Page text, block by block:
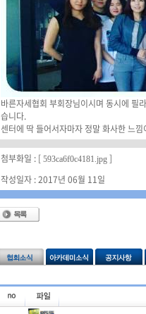
바른자세협회 부회장님이시며 동시에 필
습니다.
센터에 딱 들어서자마자 정말 화사한 느
첨부화일 : [ 593ca6f0c4181.jpg ]
작성일자 : 2017년 06월 11일